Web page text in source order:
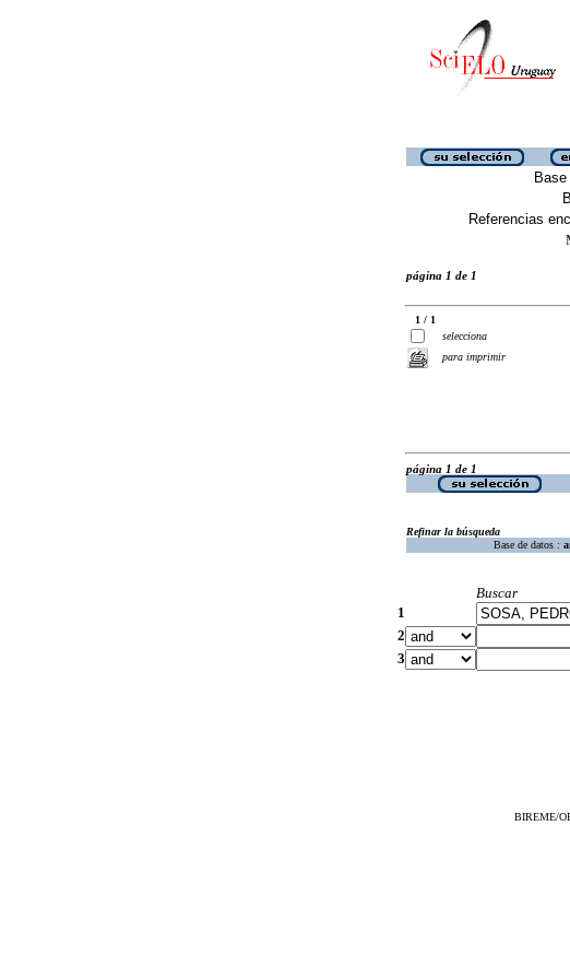
Referencias
página 1 de 1
1 / 1
selecciona
para imprimir
página 1 de 1
Refinar la búsqueda
Base de datos :
Buscar
1
2
3
BIREME/